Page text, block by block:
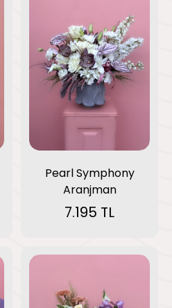
Pearl Symphony
Aranjman
7.195 TL